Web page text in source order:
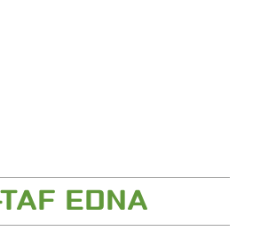
EDNA